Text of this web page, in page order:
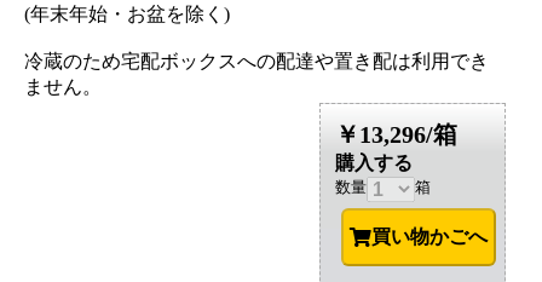
(年末年始・お盆を除く)
冷蔵のため宅配ボックスへの配達や置き配は利用でき
ません。
￥13,296/箱
購入する
数量 箱
買い物かごへ